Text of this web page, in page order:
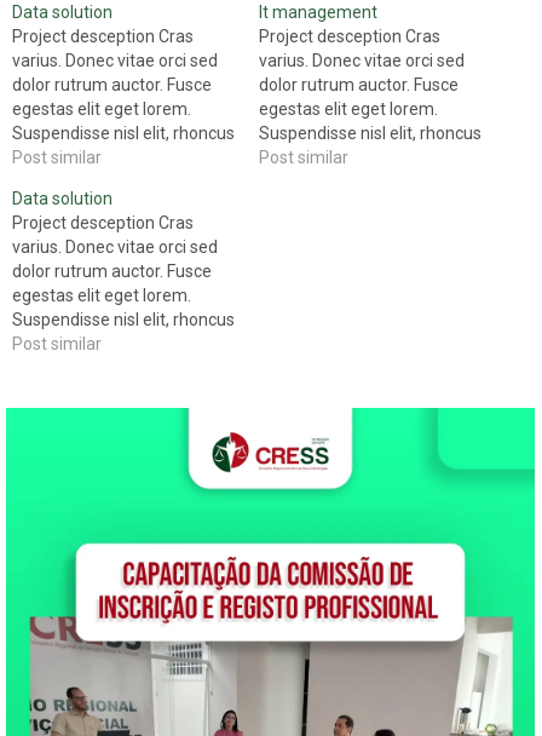
Data solution
Project desception Cras
varius. Donec vitae orci sed
dolor rutrum auctor. Fusce
egestas elit eget lorem.
Suspendisse nisl elit, rhoncus
eementum acondimentum
tellus interdum sagitliquam
lobortis. Donec orci lectus,
aliquam ut, faucibus smod id,
nulla. Curabitur blandit mollis
lacus. Nam adipiscing.
Vestibulum eu odio.…
Post similar
It management
Project desception Cras
varius. Donec vitae orci sed
dolor rutrum auctor. Fusce
egestas elit eget lorem.
Suspendisse nisl elit, rhoncus
eementum acondimentum
Post similar
Data solution
Project desception Cras
varius. Donec vitae orci sed
dolor rutrum auctor. Fusce
egestas elit eget lorem.
Suspendisse nisl elit, rhoncus
eementum acondimentum
aliquam ut, faucibus smod id,
nulla. Curabitur blandit mollis
Post similar